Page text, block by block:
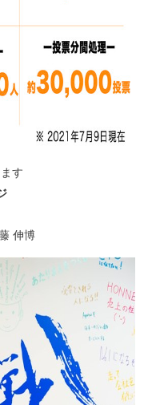
す
伸博